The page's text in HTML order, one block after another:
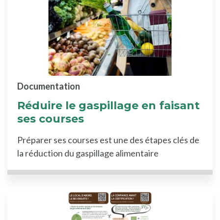
Réduire le gaspillage en faisant
ses courses
Documentation
Préparer ses courses est une des étapes clés de
la réduction du gaspillage alimentaire